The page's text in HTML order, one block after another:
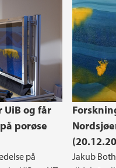
UiB og får
porøse
på
Jakub